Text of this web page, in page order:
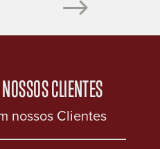
CLIENTES
nossos Clientes